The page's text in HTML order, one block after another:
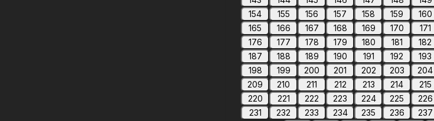
154
155 156 157 158 159 160
165
166 167 168 169 170 171
176
177 178 179 180 181 182
187
188 189 190 191 192 193
198
199 200 201 202 203 204
209
210 211 212 213 214 215
220
221 222 223 224 225 226
231
232 233 234 235 236 237